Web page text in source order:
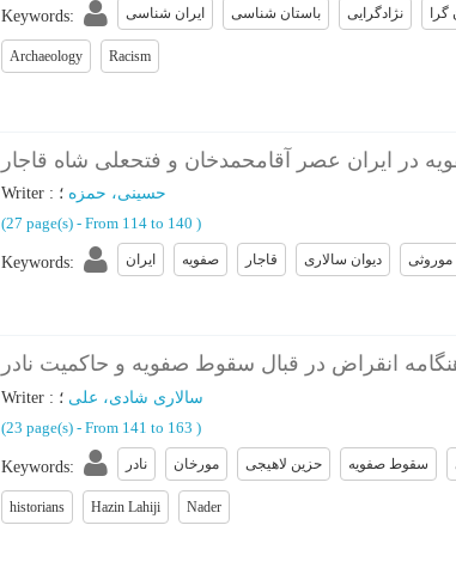
Keywords: ایران شناسی باستان شناسی نژادگرایی گرا
Archaeology Racism
در ایران عصر آقامحمدخان و فتحعلی شاه قاجار
Writer : حسینی، حمزه ؛
(‎27 page(s) - From 114 to 140 )
Keywords: ایران صفویه قاجار دیوان سالاری موروثی
انقراض در قبال سقوط صفویه و حاکمیت نادر
Writer : سالاری شادی، علی ؛
(‎23 page(s) - From 141 to 163 )
Keywords: نادر مورخان حزین لاهیجی سقوط صفویه
historians Hazin Lahiji Nader